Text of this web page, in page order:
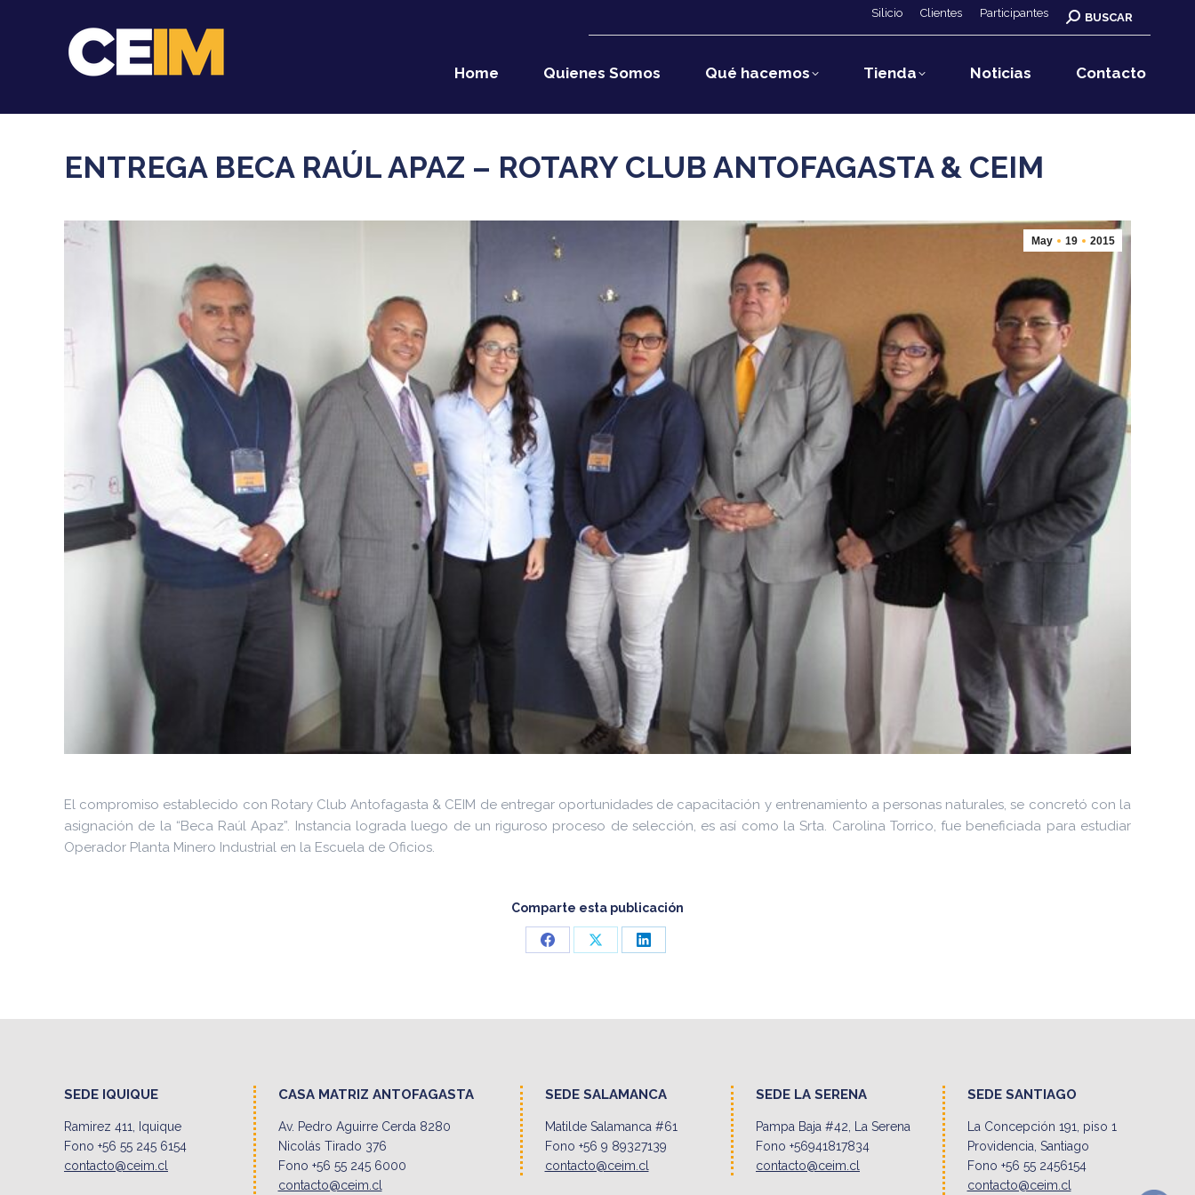
Silicio Clientes Participantes Buscar:
BUSCAR
Home Quienes Somos Qué hacemos Tienda Noticias Contacto
ENTREGA BECA RAÚL APAZ – ROTARY CLUB ANTOFAGASTA & CEIM
May 19 2015
El compromiso establecido con Rotary Club Antofagasta & CEIM de entregar oportunidades de capacitación y entrenamiento a personas naturales, se concretó con la
asignación de la “Beca Raúl Apaz”. Instancia lograda luego de un riguroso proceso de selección, es así como la Srta. Carolina Torrico, fue beneficiada para estudiar
Operador Planta Minero Industrial en la Escuela de Oficios.
Comparte esta publicación
Share
Share
Share
SEDE IQUIQUE
Ramirez 411, Iquique
Fono +56 55 245 6154
contacto@ceim.cl
CASA MATRIZ ANTOFAGASTA
Av. Pedro Aguirre Cerda 8280
Nicolás Tirado 376
Fono +56 55 245 6000
contacto@ceim.cl
SEDE SALAMANCA
Matilde Salamanca #61
Fono +56 9 89327139
contacto@ceim.cl
SEDE LA SERENA
Pampa Baja #42, La Serena
Fono +56941817834
contacto@ceim.cl
SEDE SANTIAGO
La Concepción 191, piso 1
Providencia, Santiago
Fono +56 55 2456154
contacto@ceim.cl